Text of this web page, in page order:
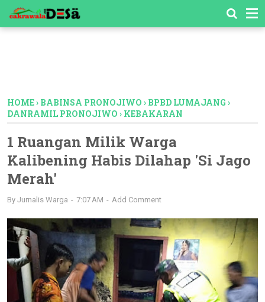
HOME› BABINSA PRONOJIWO › BPBD LUMAJANG ›
DANRAMIL PRONOJIWO › KEBAKARAN
1 Ruangan Milik Warga
Kalibening Habis Dilahap 'Si Jago
Merah'
By Jurnalis Warga 7:07 AM Add Comment